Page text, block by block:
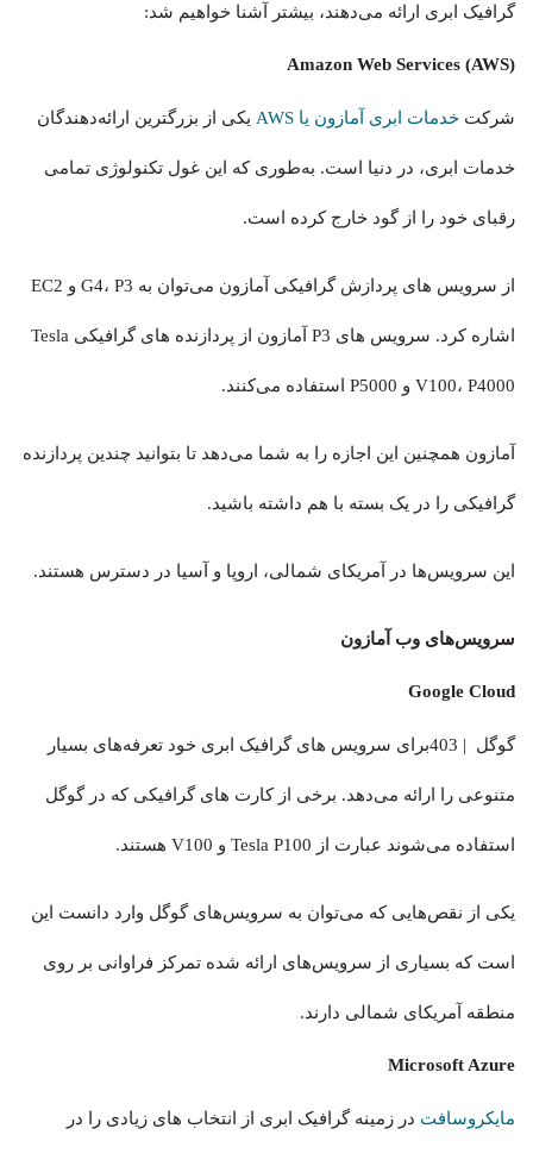
گرافیک ابری ارائه می‌دهند، بیشتر آشنا خواهیم شد:
Amazon Web Services (AWS)
شرکت خدمات ابری آمازون یا AWS یکی از بزرگترین ارائه‌دهندگان
خدمات ابری، در دنیا است. به‌طوری که این غول تکنولوژی تمامی
رقبای خود را از گود خارج کرده است.
از سرویس های پردازش گرافیکی آمازون می‌توان به G4، P3 و EC2
اشاره کرد. سرویس های P3 آمازون از پردازنده های گرافیکی Tesla
V100، P4000 و P5000 استفاده می‌کنند.
آمازون همچنین این اجازه را به شما می‌دهد تا بتوانید چندین پردازنده
گرافیکی را در یک بسته با هم داشته باشید.
این سرویس‌ها در آمریکای شمالی، اروپا و آسیا در دسترس هستند.
سرویس‌های وب آمازون
Google Cloud
گوگل | 403 برای سرویس های گرافیک ابری خود تعرفه‌های بسیار
متنوعی را ارائه می‌دهد. برخی از کارت های گرافیکی که در گوگل
استفاده می‌شوند عبارت از Tesla P100 و V100 هستند.
یکی از نقص‌هایی که می‌توان به سرویس‌های گوگل وارد دانست این
است که بسیاری از سرویس‌های ارائه شده تمرکز فراوانی بر روی
منطقه آمریکای شمالی دارند.
Microsoft Azure
مایکروسافت در زمینه گرافیک ابری از انتخاب های زیادی را در